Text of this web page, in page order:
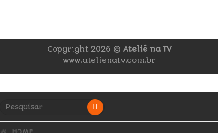
Copyright 2026 © Ateliê na TV
www.atelienatv.com.br